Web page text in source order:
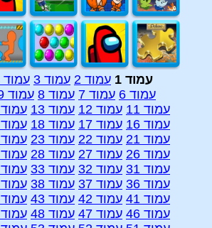
עמוד 1 עמוד 2 עמוד 3 עמוד 4
עמוד 6
עמוד 7 עמוד 8 עמוד 9
עמוד 11
עמוד 12 עמוד 13 עמוד 14
עמוד 16
עמוד 17 עמוד 18 עמוד 19
עמוד 21
עמוד 22 עמוד 23 עמוד 24
עמוד 26
עמוד 27 עמוד 28 עמוד 29
עמוד 31
עמוד 32 עמוד 33 עמוד 34
עמוד 36
עמוד 37 עמוד 38 עמוד 39
עמוד 41
עמוד 42 עמוד 43 עמוד 44
עמוד 46
עמוד 47 עמוד 48 עמוד 49